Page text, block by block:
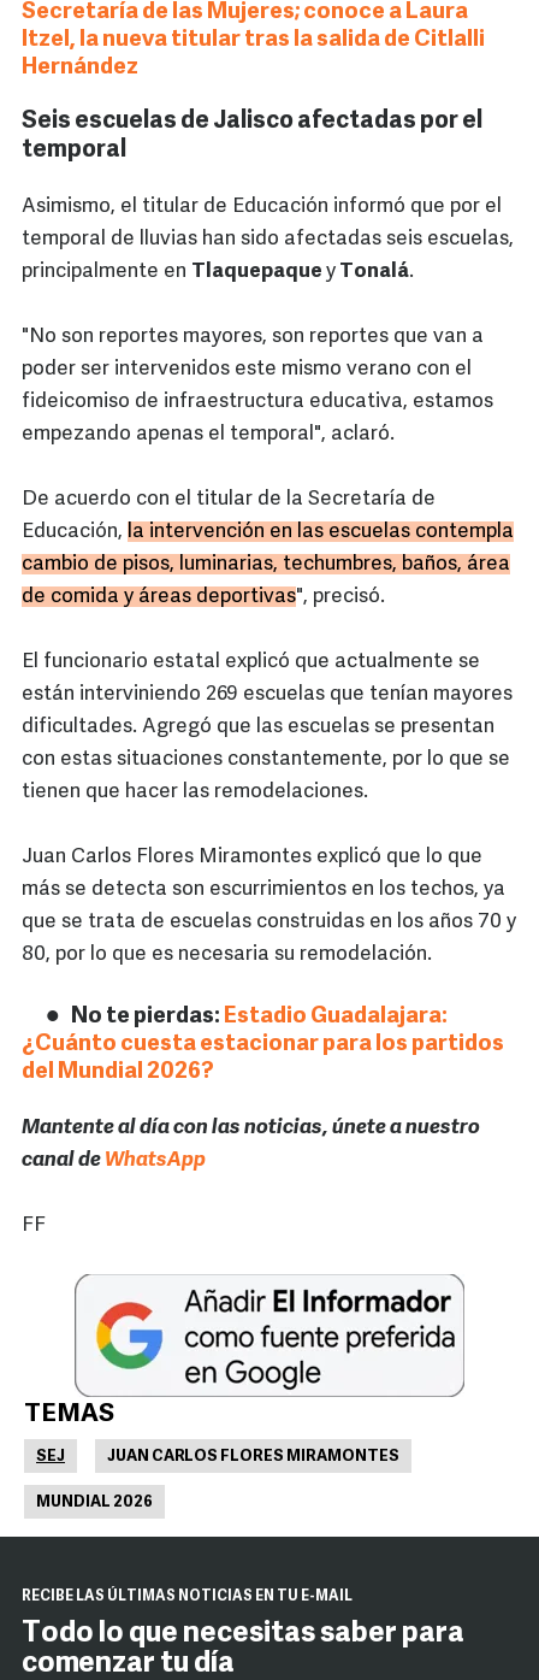
Secretaría de las Mujeres; conoce a Laura
Itzel, la nueva titular tras la salida de Citlalli
Hernández
Seis escuelas de Jalisco afectadas por el
temporal
Asimismo, el titular de Educación informó que por el
temporal de lluvias han sido afectadas seis escuelas,
principalmente en Tlaquepaque y Tonalá.
"No son reportes mayores, son reportes que van a
poder ser intervenidos este mismo verano con el
fideicomiso de infraestructura educativa, estamos
empezando apenas el temporal", aclaró.
De acuerdo con el titular de la Secretaría de
Educación, la intervención en las escuelas contempla
cambio de pisos, luminarias, techumbres, baños, área
de comida y áreas deportivas", precisó.
El funcionario estatal explicó que actualmente se
están interviniendo 269 escuelas que tenían mayores
dificultades. Agregó que las escuelas se presentan
con estas situaciones constantemente, por lo que se
tienen que hacer las remodelaciones.
Juan Carlos Flores Miramontes explicó que lo que
más se detecta son escurrimientos en los techos, ya
que se trata de escuelas construidas en los años 70 y
80, por lo que es necesaria su remodelación.
No te pierdas: Estadio Guadalajara:
¿Cuánto cuesta estacionar para los partidos
del Mundial 2026?
Mantente al día con las noticias, únete a nuestro
canal de WhatsApp
FF
TEMAS
SEJ JUAN CARLOS FLORES MIRAMONTES
MUNDIAL 2026
RECIBE LAS ÚLTIMAS NOTICIAS EN TU E-MAIL
Todo lo que necesitas saber para
comenzar tu día